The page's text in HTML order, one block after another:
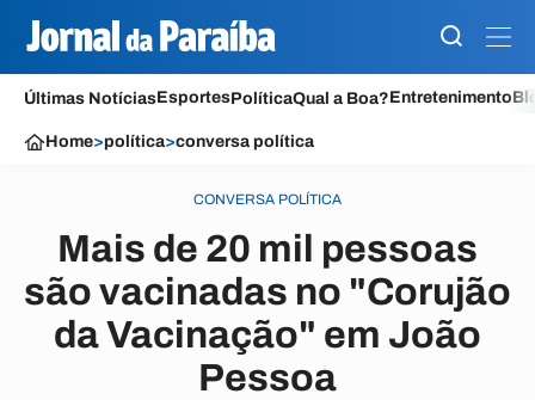
Últimas NotíciasEsportesPolíticaQual a Boa?Entretenimento
Home>política>conversa política
CONVERSA POLÍTICA
Mais de 20 mil pessoas
são vacinadas no "Corujão
da Vacinação" em João
Pessoa